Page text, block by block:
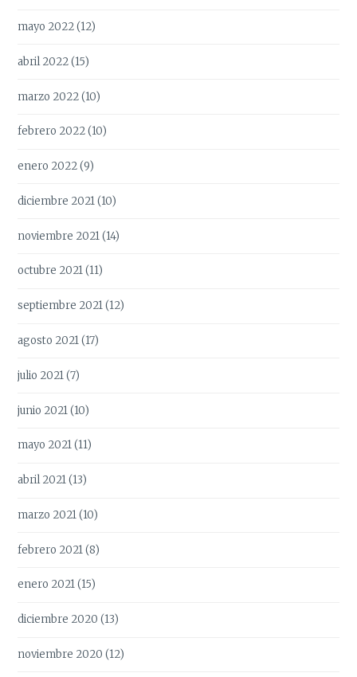
mayo 2022(12)
abril 2022(15)
marzo 2022(10)
febrero 2022(10)
enero 2022(9)
diciembre 2021(10)
noviembre 2021(14)
octubre 2021(11)
septiembre 2021(12)
agosto 2021(17)
julio 2021(7)
junio 2021(10)
mayo 2021(11)
abril 2021(13)
marzo 2021(10)
febrero 2021(8)
enero 2021(15)
diciembre 2020 (13)
noviembre 2020 (12)